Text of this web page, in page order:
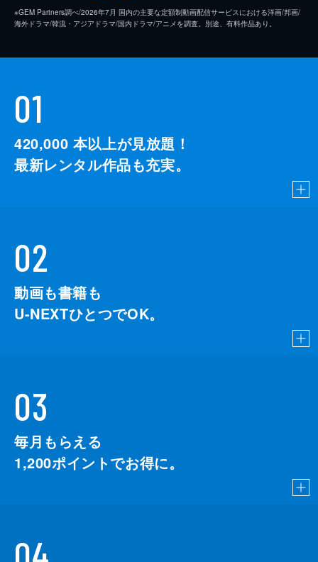
※GEM Partners調べ/2026年7⽉ 国内の主要な定額制動画配信サービスにおける洋画/邦画/
海外ドラマ/韓流・アジアドラマ/国内ドラマ/アニメを調査。別途、有料作品あり。
01
420,000 本以上が見放題！
最新レンタル作品も充実。
02
動画も書籍も
U-NEXTひとつでOK。
03
毎月もらえる
1,200ポイントでお得に。